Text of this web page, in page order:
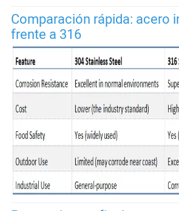
Comparación rápida: acero
frente a 316